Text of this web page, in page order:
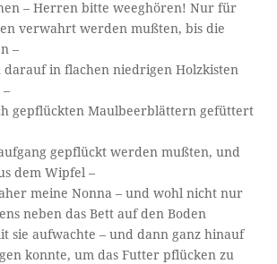
– Herren bitte weeghören! Nur für
verwahrt werden mußten, bis die
–
darauf in flachen niedrigen Holzkisten
–
gepflückten Maulbeerblättern gefüttert
gepflückt werden mußten, und
dem Wipfel –
meine Nonna – und wohl nicht nur
neben das Bett auf den Boden
sie aufwachte – und dann ganz hinauf
konnte, um das Futter pflücken zu